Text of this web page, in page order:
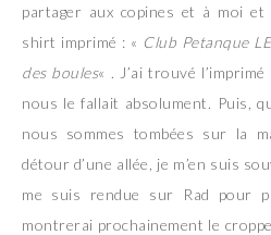
partager aux copines et à moi
shirt imprimé : « Club Petanque
des boules« . J’ai trouvé
nous le fallait absolument. Puis,
nous sommes tombées sur la
détour d’une allée, je m’en suis
me suis rendue sur Rad pour
montrerai prochainement le